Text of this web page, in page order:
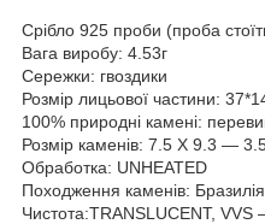
Срібло 925 проби (проба
Вага виробу: 4.53г
Сережки: гвоздики
Розмір лицьової частини:
100% природні камені:
Розмір каменів: 7.5 X 9.3 —
Обработка: UNHEATED
Походження каменів:
Чистота:TRANSLUCENT, VVS